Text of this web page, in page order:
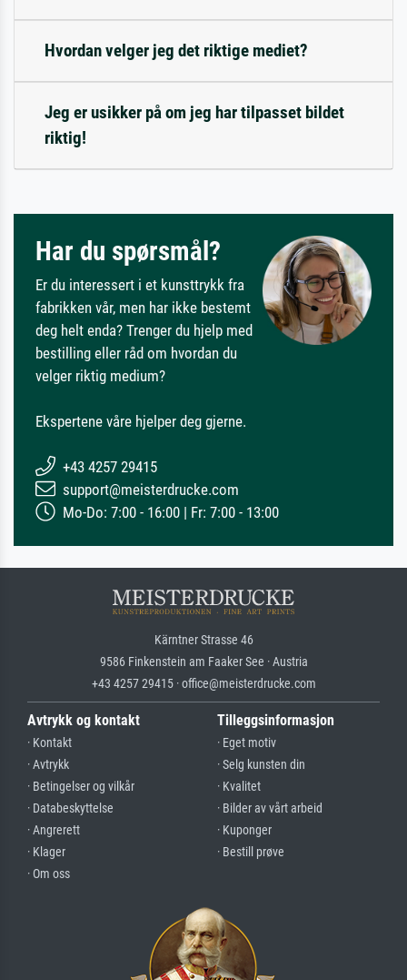
Hvordan velger jeg det riktige mediet?
Jeg er usikker på om jeg har tilpasset bildet
riktig!
Har du spørsmål?
Er du interessert i et kunsttrykk fra
fabrikken vår, men har ikke bestemt
deg helt enda? Trenger du hjelp med
bestilling eller råd om hvordan du
velger riktig medium?
Ekspertene våre hjelper deg gjerne.
+43 4257 29415
support@meisterdrucke.com
Mo-Do: 7:00 - 16:00 | Fr: 7:00 - 13:00
Kärntner Strasse 46
9586 Finkenstein am Faaker See · Austria
+43 4257 29415 · office@meisterdrucke.com
Avtrykk og kontakt
· Kontakt
· Avtrykk
· Betingelser og vilkår
· Databeskyttelse
· Angrerett
· Klager
· Om oss
Tilleggsinformasjon
· Eget motiv
· Selg kunsten din
· Kvalitet
· Bilder av vårt arbeid
· Kuponger
· Bestill prøve